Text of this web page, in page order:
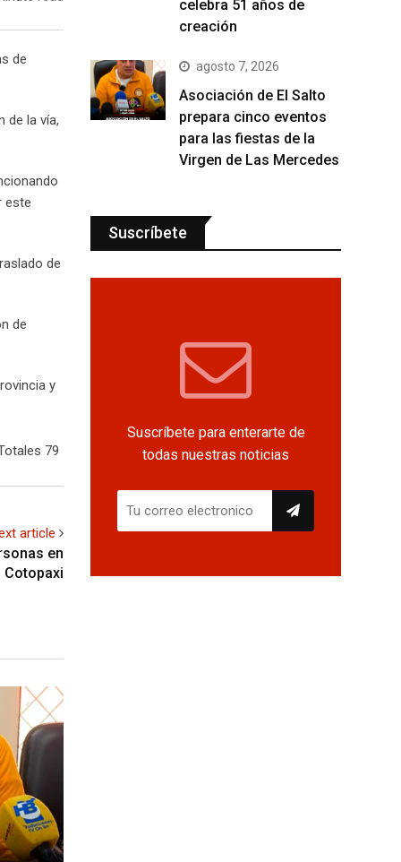
de
de la vía,
este
de
de
y
79
article
en
Cotopaxi
celebra 51 años de
creación
agosto 7, 2026
Asociación de El Salto
prepara cinco eventos
para las fiestas de la
Virgen de Las Mercedes
Suscríbete
Suscríbete para enterarte de
todas nuestras noticias